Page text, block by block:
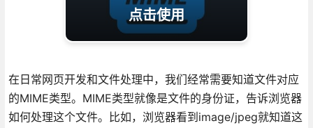
点击使用
在日常网页开发和文件处理中，我们经常需要知道文件对应
的MIME类型。MIME类型就像是文件的身份证，告诉浏览器
如何处理这个文件。比如，浏览器看到image/jpeg就知道这